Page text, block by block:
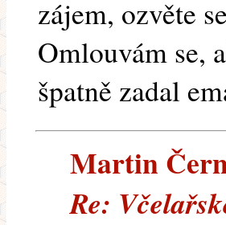
zájem, ozvěte
Omlouvám se,
špatně zadal
Martin
Re: